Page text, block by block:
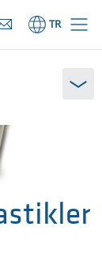
AÇIK
TR